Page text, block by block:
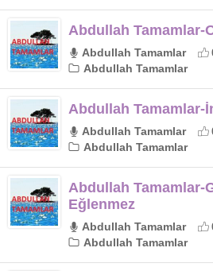
Abdullah Tamamlar-
Abdullah Tamamlar
Abdullah Tamamlar
Abdullah Tamamlar-
Abdullah Tamamlar
Abdullah Tamamlar
Abdullah Tamamlar-
Eğlenmez
Abdullah Tamamlar
Abdullah Tamamlar